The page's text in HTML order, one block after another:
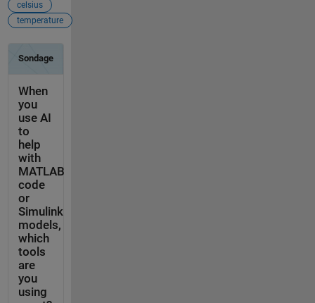
celsius
temperature